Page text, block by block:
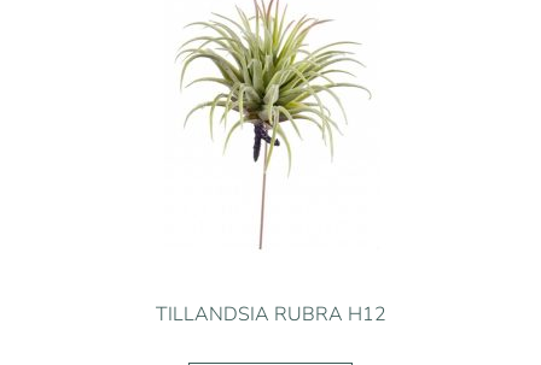
TILLANDSIA RUBRA H12